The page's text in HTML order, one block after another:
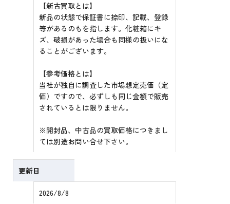
【新古買取とは】
新品の状態で保証書に捺印、記載、登録
等があるのもを指します。化粧箱にキ
ズ、破損があった場合も同様の扱いにな
ることがございます。
【参考価格とは】
当社が独自に調査した市場想定売価（定
価）ですので、必ずしも同じ金額で販売
されているとは限りません。
※開封品、中古品の買取価格につきまし
ては別途お問い合せ下さい。
更新日
2026/8/8